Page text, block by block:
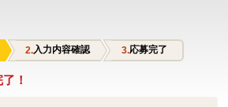
入力内容確認 応募完了
！